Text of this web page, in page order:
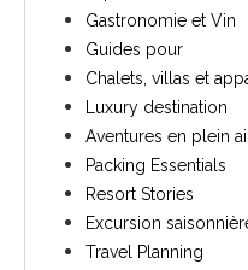
Gastronomie et Vin
Guides pour
Chalets, villas et
Luxury destination
Aventures en plein
Packing Essentials
Resort Stories
Excursion
Travel Planning